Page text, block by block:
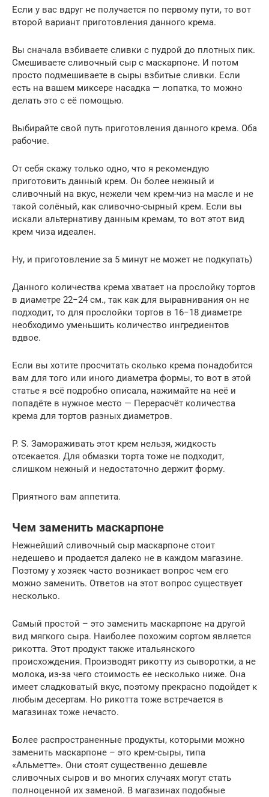
Если у вас вдруг не получается по первому пути, то вот
второй вариант приготовления данного крема.
Вы сначала взбиваете сливки с пудрой до плотных пик.
Смешиваете сливочный сыр с маскарпоне. И потом
просто подмешиваете в сыры взбитые сливки. Если
есть на вашем миксере насадка — лопатка, то можно
делать это с её помощью.
Выбирайте свой путь приготовления данного крема. Оба
рабочие.
От себя скажу только одно, что я рекомендую
приготовить данный крем. Он более нежный и
сливочный на вкус, нежели чем крем-чиз на масле и не
такой солёный, как сливочно-сырный крем. Если вы
искали альтернативу данным кремам, то вот этот вид
крем чиза идеален.
Ну, и приготовление за 5 минут не может не подкупать)
Данного количества крема хватает на прослойку тортов
в диаметре 22−24 см., так как для выравнивания он не
подходит, то для прослойки тортов в 16−18 диаметре
необходимо уменьшить количество ингредиентов
вдвое.
Если вы хотите просчитать сколько крема понадобится
вам для того или иного диаметра формы, то вот в этой
статье я всё подробно описала, нажимайте на неё и
попадёте в нужное место — Перерасчёт количества
крема для тортов разных диаметров.
P. S. Замораживать этот крем нельзя, жидкость
отсекается. Для обмазки торта тоже не подходит,
слишком нежный и недостаточно держит форму.
Приятного вам аппетита.
Чем заменить маскарпоне
Нежнейший сливочный сыр маскарпоне стоит
недешево и продается далеко не в каждом магазине.
Поэтому у хозяек часто возникает вопрос чем его
можно заменить. Ответов на этот вопрос существует
несколько.
Самый простой – это заменить маскарпоне на другой
вид мягкого сыра. Наиболее похожим сортом является
рикотта. Этот продукт также итальянского
происхождения. Производят рикотту из сыворотки, а не
молока, из-за чего стоимость ее несколько ниже. Она
имеет сладковатый вкус, поэтому прекрасно подойдет к
любым десертам. Но рикотта тоже встречается в
магазинах тоже нечасто.
Более распространенные продукты, которыми можно
заменить маскарпоне – это крем-сыры, типа
«Альметте». Они стоят существенно дешевле
сливочных сыров и во многих случаях могут стать
полноценной их заменой. В магазинах подобные